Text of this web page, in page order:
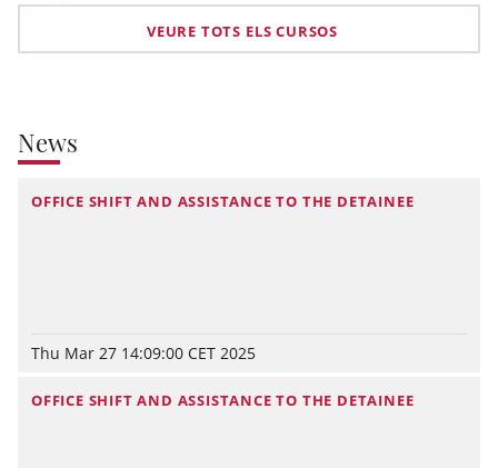
VEURE TOTS ELS CURSOS
News
OFFICE SHIFT AND ASSISTANCE TO THE DETAINEE
Thu Mar 27 14:09:00 CET 2025
OFFICE SHIFT AND ASSISTANCE TO THE DETAINEE